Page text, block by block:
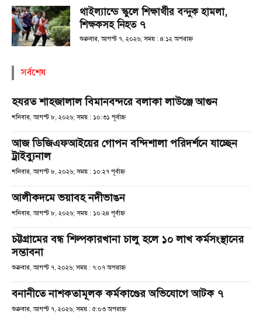
থাইল্যান্ডে স্কুলে শিক্ষার্থীর বন্দুক হামলা,
শিক্ষকসহ নিহত ৭
শুক্রবার, আগস্ট ৭, ২০২৬; সময় : ৪:১২ অপরাহ্ণ
সর্বশেষ
হযরত শাহজালাল বিমানবন্দরে বলাকা লাউঞ্জে আগুন
শনিবার, আগস্ট ৮, ২০২৬; সময় : ১০:৩১ পূর্বাহ্ণ
আজ ডিজিএফআইয়ের গোপন বন্দিশালা পরিদর্শনে যাচ্ছেন
ট্রাইব্যুনাল
শনিবার, আগস্ট ৮, ২০২৬; সময় : ১০:২৭ পূর্বাহ্ণ
আলীকদমে ভয়াবহ নদীভাঙন
শনিবার, আগস্ট ৮, ২০২৬; সময় : ১০:২৪ পূর্বাহ্ণ
চট্টগ্রামের বন্ধ শিল্পকারখানা চালু হলে ১০ লাখ কর্মসংস্থানের
সম্ভাবনা
শুক্রবার, আগস্ট ৭, ২০২৬; সময় : ৭:০৭ অপরাহ্ণ
বনানীতে নাশকতামূলক কর্মকাণ্ডের অভিযোগে আটক ৭
শুক্রবার, আগস্ট ৭, ২০২৬; সময় : ৫:০৩ অপরাহ্ণ